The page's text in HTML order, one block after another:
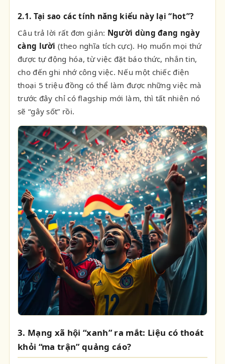
2.1. Tại sao các tính năng kiểu này lại “hot”?
Câu trả lời rất đơn giản: Người dùng đang ngày
càng lười (theo nghĩa tích cực). Họ muốn mọi thứ
được tự động hóa, từ việc đặt báo thức, nhắn tin,
cho đến ghi nhớ công việc. Nếu một chiếc điện
thoại 5 triệu đồng có thể làm được những việc mà
trước đây chỉ có flagship mới làm, thì tất nhiên nó
sẽ “gây sốt” rồi.
3. Mạng xã hội “xanh” ra mắt: Liệu có thoát
khỏi “ma trận” quảng cáo?